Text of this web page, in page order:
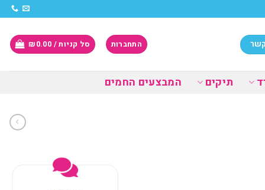
התחברות סל קניות / ₪0.00
תיקים המבצעים החמים